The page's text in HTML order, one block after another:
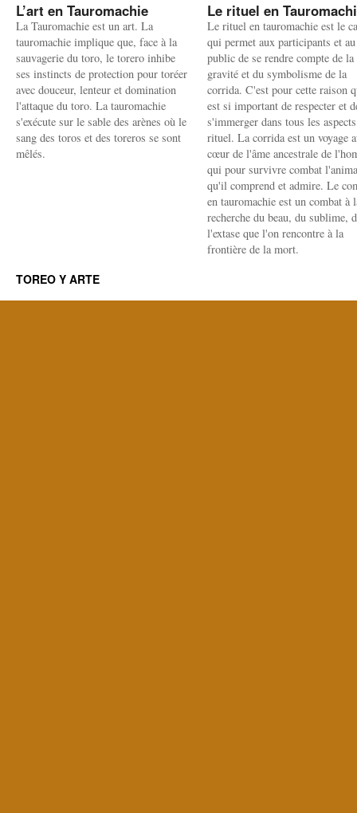
L’art en Tauromachie
La Tauromachie est un art. La
tauromachie implique que, face à la
sauvagerie du toro, le torero inhibe
ses instincts de protection pour toréer
avec douceur, lenteur et domination
l'attaque du toro. La tauromachie
s'exécute sur le sable des arènes où le
sang des toros et des toreros se sont
mêlés.
Le rituel en
Le rituel en tauromachie est le
qui permet aux participants et au
public de se rendre compte de la
gravité et du symbolisme de la
corrida. C'est pour cette raison
est si important de respecter et
s'immerger dans tous les
rituel. La corrida est un voyage
cœur de l'âme ancestrale de
qui pour survivre combat
qu'il comprend et admire. Le
en tauromachie est un combat à
recherche du beau, du sublime,
l'extase que l'on rencontre à la
frontière de la mort.
TOREO Y ARTE